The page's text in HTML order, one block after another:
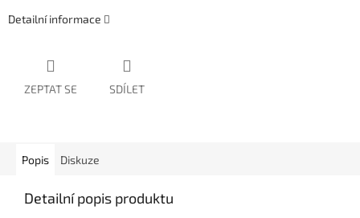
Detailní informace
ZEPTAT SE SDÍLET
Popis Diskuze
Detailní popis produktu